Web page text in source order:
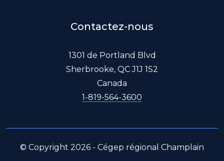
Contactez-nous
1301 de Portland Blvd
Sherbrooke, QC J1J 1S2
Canada
1-819-564-3600
© Copyright 2026 - Cégep régional Champlain